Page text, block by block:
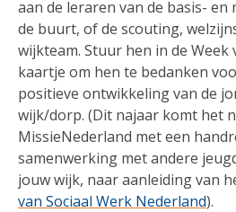
aan de leraren van de basis- en
de buurt, of de scouting,
wijkteam. Stuur hen in de Week
kaartje om hen te bedanken
positieve ontwikkeling van de
wijk/dorp. (Dit najaar komt het
MissieNederland met een
samenwerking met andere
jouw wijk, naar aanleiding van
van Sociaal Werk Nederland).